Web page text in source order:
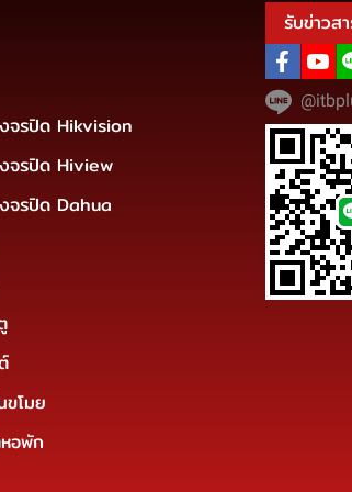
จรปิด Hikvision
จรปิด Hiview
จรปิด Dahua
โมย
อพัก
รับข่าวส